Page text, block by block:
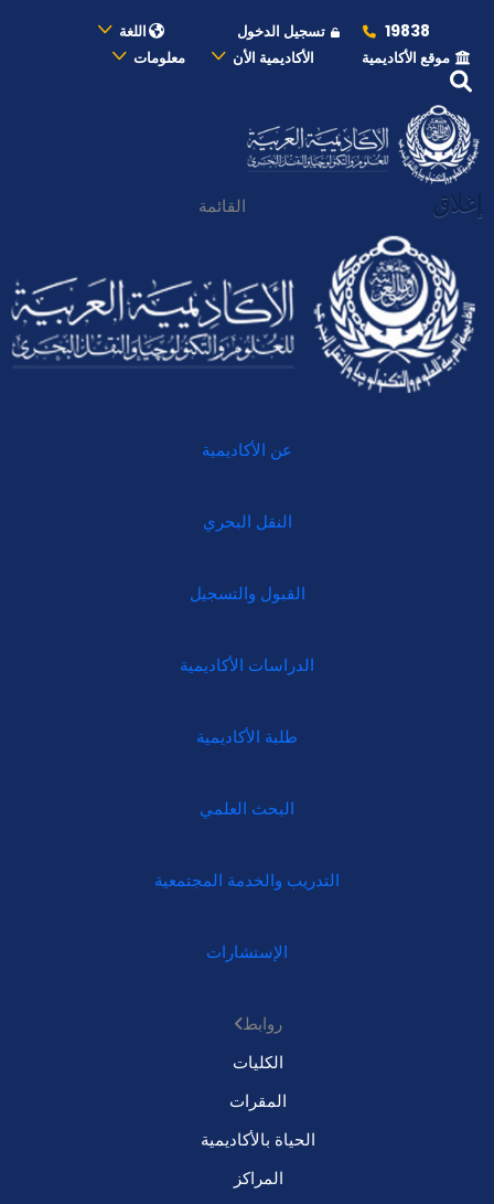
19838 تسجيل الدخول
اللغة
موقع الأكاديمية
الأكاديمية الأن معلومات
إغلاق القائمة
عن الأكاديمية
النقل البحري
القبول والتسجيل
الدراسات الأكاديمية
طلبة الأكاديمية
البحث العلمي
التدريب والخدمة المجتمعية
الإستشارات
روابط
الكليات
المقرات
الحياة بالأكاديمية
المراكز